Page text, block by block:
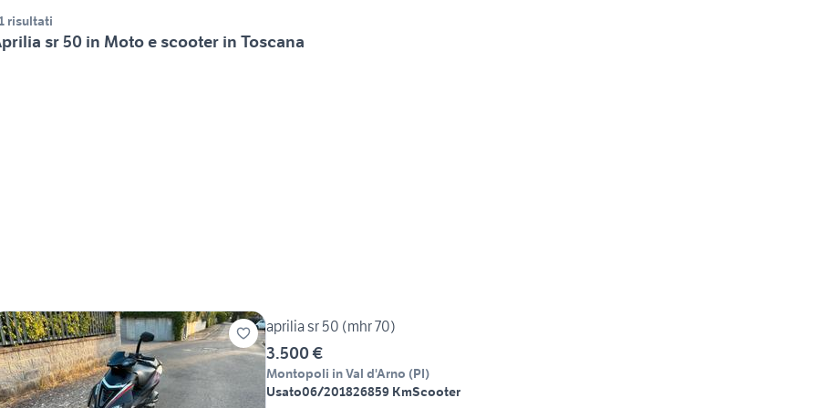
risultati
sr 50 in Moto e scooter in Toscana
aprilia sr 50 (mhr 70)
3.500 €
Montopoli in Val d'Arno (PI)
Usato06/201826859 KmScooter